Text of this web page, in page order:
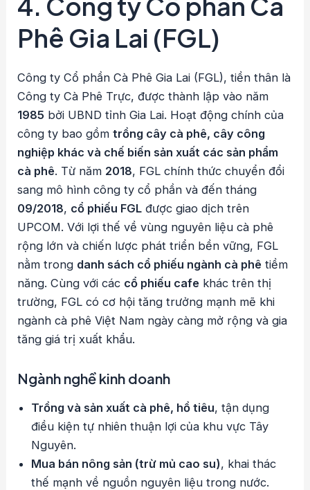
Phê Gia Lai (FGL)
Công ty Cổ phần Cà Phê Gia Lai (FGL), tiền thân là
Công ty Cà Phê Trực, được thành lập vào năm
1985 bởi UBND tỉnh Gia Lai. Hoạt động chính của
công ty bao gồmtrồng cây cà phê, cây công
nghiệp khác và chế biến sản xuất các sản phẩm
cà phê. Từ năm 2018, FGL chính thức chuyển đổi
sang mô hình công ty cổ phần và đến tháng
09/2018, cổ phiếu FGL được giao dịch trên
UPCOM. Với lợi thế về vùng nguyên liệu cà phê
rộng lớn và chiến lược phát triển bền vững, FGL
nằm trong danh sách cổ phiếu ngành cà phê tiềm
năng. Cùng với các cổ phiếu cafe khác trên thị
trường, FGL có cơ hội tăng trưởng mạnh mẽ khi
ngành cà phê Việt Nam ngày càng mở rộng và gia
tăng giá trị xuất khẩu.
Ngành nghề kinh doanh
Trồng và sản xuất cà phê, hồ tiêu, tận dụng
điều kiện tự nhiên thuận lợi của khu vực Tây
Nguyên.
Mua bán nông sản (trừ mủ cao su), khai thác
thế mạnh về nguồn nguyên liệu trong nước.